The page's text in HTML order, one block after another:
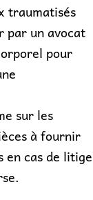
traumatisés
par un avocat
pour
sur les
à fournir
en cas de litige